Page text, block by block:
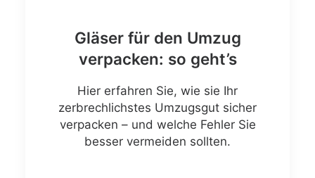
Gläser für den Umzug
verpacken: so geht’s
Hier erfahren Sie, wie sie Ihr
zerbrechlichstes Umzugsgut sicher
verpacken – und welche Fehler Sie
besser vermeiden sollten.